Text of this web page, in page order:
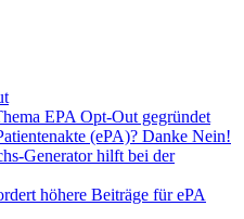
EPA Opt-Out gegründet
(ePA)? Danke Nein!
Generator hilft bei der
höhere Beiträge für ePA